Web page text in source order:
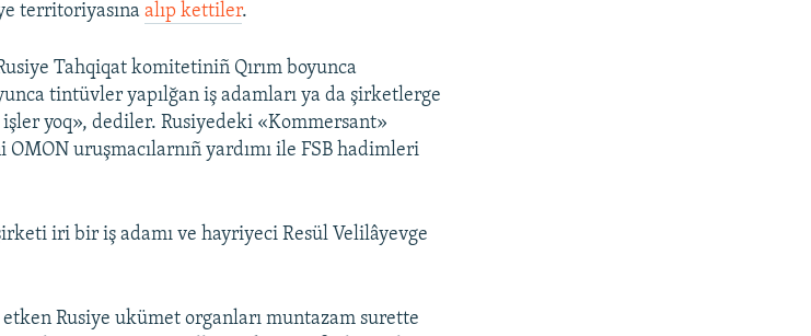
territoriyasınaalıp kettiler.
Tahqiqat komitetiniñ Qırım boyunca
tintüvler yapılğan iş adamları ya da şirketlerge
işler yoq», dediler. Rusiyedeki «Kommersant»
uruşmacılarnıñ yardımı ile FSB hadimleri
iri bir iş adamı ve hayriyeci Resül Velilâyevge
etken Rusiye ukümet organları muntazam surette